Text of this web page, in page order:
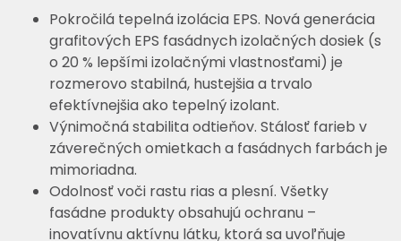
Pokročilá tepelná izolácia EPS. Nová generácia
grafitových EPS fasádnych izolačných dosiek (s
o 20 % lepšími izolačnými vlastnosťami) je
rozmerovo stabilná, hustejšia a trvalo
efektívnejšia ako tepelný izolant.
Výnimočná stabilita odtieňov. Stálosť farieb v
záverečných omietkach a fasádnych farbách je
mimoriadna.
Odolnosť voči rastu rias a plesní. Všetky
fasádne produkty obsahujú ochranu –
inovatívnu aktívnu látku, ktorá sa uvoľňuje